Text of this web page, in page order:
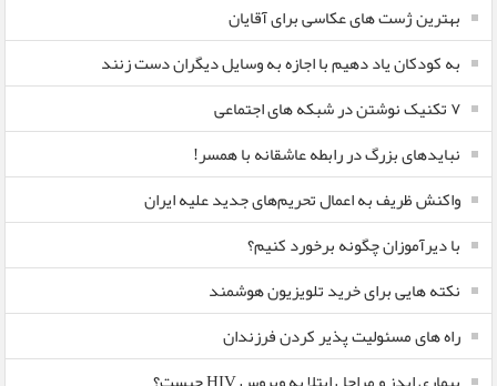
بهترین ژست های عکاسی برای آقایان
به کودکان یاد دهیم با اجازه به وسایل دیگران دست زنند
۷ تکنیک نوشتن در شبکه های اجتماعی
نبایدهای بزرگ در رابطه عاشقانه با همسر!
واکنش ظریف به اعمال تحریم‌های جدید علیه ایران
با دیرآموزان چگونه برخورد کنیم؟
نکته هایی برای خرید تلویزیون هوشمند
راه های مسئولیت پذیر کردن فرزندان